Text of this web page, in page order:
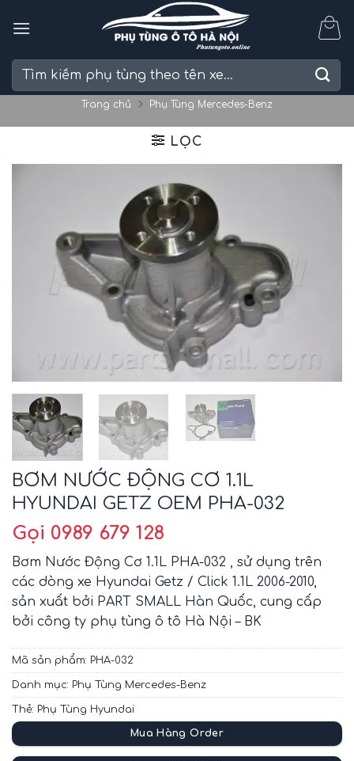
Tìm
Trang chủ Phụ Tùng Mercedes-Benz
LỌC
BƠM NƯỚC ĐỘNG CƠ 1.1L
HYUNDAI GETZ OEM PHA-032
Gọi 0989 679 128
Bơm Nước Động Cơ 1.1L PHA-032 , sử dụng trên
các dòng xe Hyundai Getz / Click 1.1L 2006-2010,
sản xuất bởi PART SMALL Hàn Quốc, cung cấp
bởi công ty phụ tùng ô tô Hà Nội – BK
Mã sản phẩm: PHA-032
Danh mục: Phụ Tùng Mercedes-Benz
Thẻ: Phụ Tùng Hyundai
Mua Hàng Order